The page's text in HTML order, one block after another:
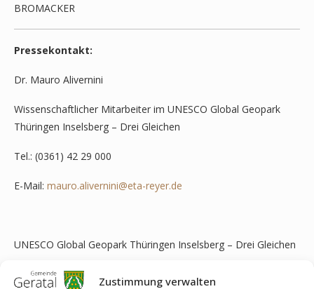
Zustimmung verwalten
BROMACKER
Pressekontakt:
Dr. Mauro Alivernini
Wissenschaftlicher Mitarbeiter im UNESCO Global Geopark
Thüringen Inselsberg – Drei Gleichen
Tel.: (0361) 42 29 000
E-Mail: mauro.alivernini@eta-reyer.de
UNESCO Global Geopark Thüringen Inselsberg – Drei Gleichen
Managementbüro: e.t.a. Sachverständigenbüro Reyer